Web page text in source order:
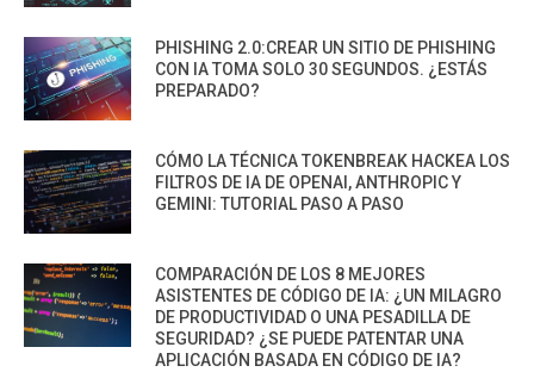
PHISHING 2.0:CREAR UN SITIO DE PHISHING
CON IA TOMA SOLO 30 SEGUNDOS. ¿ESTÁS
PREPARADO?
CÓMO LA TÉCNICA TOKENBREAK HACKEA LOS
FILTROS DE IA DE OPENAI, ANTHROPIC Y
GEMINI: TUTORIAL PASO A PASO
COMPARACIÓN DE LOS 8 MEJORES
ASISTENTES DE CÓDIGO DE IA: ¿UN MILAGRO
DE PRODUCTIVIDAD O UNA PESADILLA DE
SEGURIDAD? ¿SE PUEDE PATENTAR UNA
APLICACIÓN BASADA EN CÓDIGO DE IA?